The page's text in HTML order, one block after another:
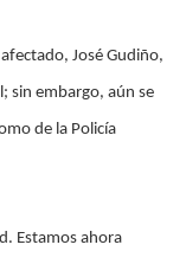
José Gudiño,
sin embargo, aún se
de la Policía
Estamos ahora